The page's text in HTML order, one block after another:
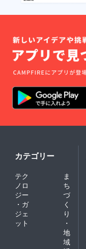
カテゴリー
テク
ノロ
ジー
・ガ
ジェ
ット
ま
ち
づ
く
り
・
地
域